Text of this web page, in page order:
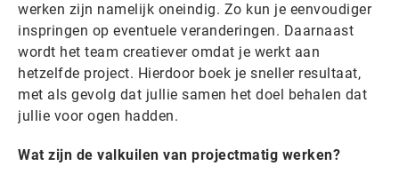
werken zijn namelijk oneindig. Zo kun je eenvoudiger
inspringen op eventuele veranderingen. Daarnaast
wordt het team creatiever omdat je werkt aan
hetzelfde project. Hierdoor boek je sneller resultaat,
met als gevolg dat jullie samen het doel behalen dat
jullie voor ogen hadden.
Wat zijn de valkuilen van projectmatig werken?